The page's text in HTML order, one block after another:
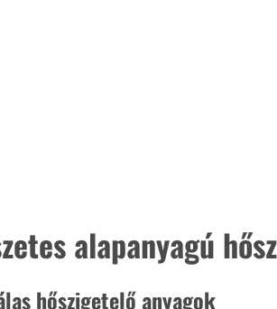
alapanyagú
hőszigetelő anyagok